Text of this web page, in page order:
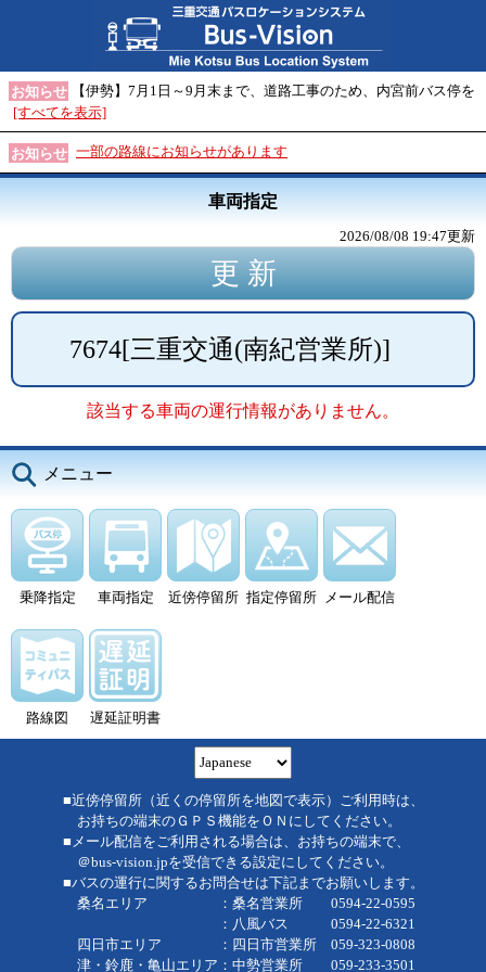
お知らせ
【伊勢】7月1日～9月末まで、道路工事のため、内宮前バス停を
[すべてを表示]
お知らせ 一部の路線にお知らせがあります
車両指定
2026/08/08 19:47更新
7674[三重交通(南紀営業所)]
該当する車両の運行情報がありません。
メニュー
乗降指定 車両指定 近傍停留所 指定停留所 メール配信
路線図 遅延証明書
■近傍停留所（近くの停留所を地図で表示）ご利用時は、
お持ちの端末のＧＰＳ機能をＯＮにしてください。
■メール配信をご利用される場合は、お持ちの端末で、
＠bus-vision.jpを受信できる設定にしてください。
■バスの運行に関するお問合せは下記までお願いします。
桑名エリア ：桑名営業所 0594-22-0595
：八風バス 0594-22-6321
四日市エリア ：四日市営業所 059-323-0808
津・鈴鹿・亀山エリア：中勢営業所 059-233-3501